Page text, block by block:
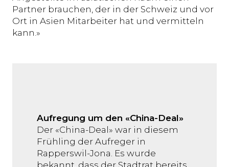
Partner brauchen, der in der Schweiz und vor
Ort in Asien Mitarbeiter hat und vermitteln
kann.»
Aufregung um den «China-Deal»
Der «China-Deal» war in diesem
Frühling der Aufreger in
Rapperswil-Jona. Es wurde
bekannt, dass der Stadtrat bereits